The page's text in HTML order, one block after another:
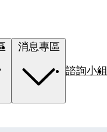
諮詢小組